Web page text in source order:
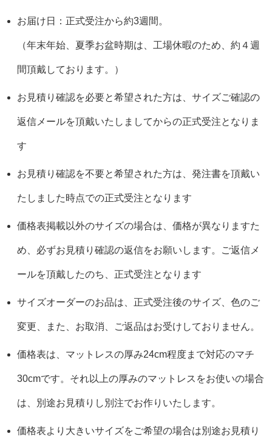
お届け日：正式受注から約3週間。
（年末年始、夏季お盆時期は、工場休暇のため、約４週
間頂戴しております。）
お見積り確認を必要と希望された方は、サイズご確認の
返信メールを頂戴いたしましてからの正式受注となりま
す
お見積り確認を不要と希望された方は、発注書を頂戴い
たしました時点での正式受注となります
価格表掲載以外のサイズの場合は、価格が異なりますた
め、必ずお見積り確認の返信をお願いします。ご返信メ
ールを頂戴したのち、正式受注となります
サイズオーダーのお品は、正式受注後のサイズ、色のご
変更、また、お取消、ご返品はお受けしておりません。
価格表は、マットレスの厚み24cm程度まで対応のマチ
30cmです。それ以上の厚みのマットレスをお使いの場合
は、別途お見積りし別注でお作りいたします。
価格表より大きいサイズをご希望の場合は別途お見積り